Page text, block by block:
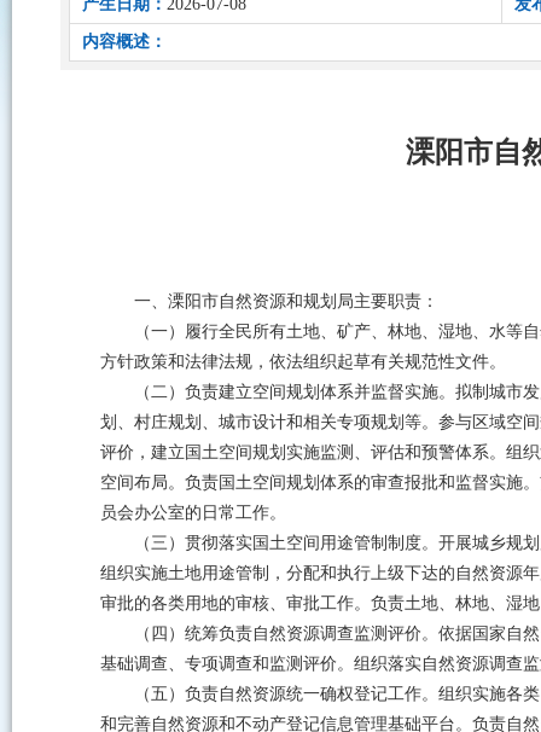
产生日期： 2026-07-08 发
内容概述：
溧阳市自
一、溧阳市自然资源和规划局主要职责：
（一）履行全民所有土地、矿产、林地、湿地、水
方针政策和法律法规，依法组织起草有关规范性文件。
（二）负责建立空间规划体系并监督实施。拟制城
划、村庄规划、城市设计和相关专项规划等。参与区域空
评价，建立国土空间规划实施监测、评估和预警体系。组
空间布局。负责国土空间规划体系的审查报批和监督实施
员会办公室的日常工作。
（三）贯彻落实国土空间用途管制制度。开展城乡
组织实施土地用途管制，分配和执行上级下达的自然资源
审批的各类用地的审核、审批工作。负责土地、林地、湿
（四）统筹负责自然资源调查监测评价。依据国家
基础调查、专项调查和监测评价。组织落实自然资源调查
（五）负责自然资源统一确权登记工作。组织实施
和完善自然资源和不动产登记信息管理基础平台。负责自